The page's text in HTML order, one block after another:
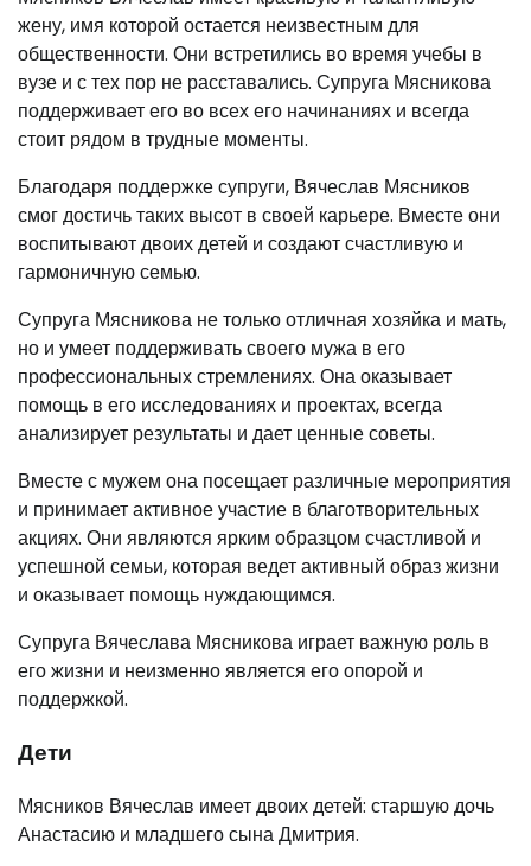
жену, имя которой остается неизвестным для
общественности. Они встретились во время учебы в
вузе и с тех пор не расставались. Супруга Мясникова
поддерживает его во всех его начинаниях и всегда
стоит рядом в трудные моменты.
Благодаря поддержке супруги, Вячеслав Мясников
смог достичь таких высот в своей карьере. Вместе они
воспитывают двоих детей и создают счастливую и
гармоничную семью.
Супруга Мясникова не только отличная хозяйка и мать,
но и умеет поддерживать своего мужа в его
профессиональных стремлениях. Она оказывает
помощь в его исследованиях и проектах, всегда
анализирует результаты и дает ценные советы.
Вместе с мужем она посещает различные мероприятия
и принимает активное участие в благотворительных
акциях. Они являются ярким образцом счастливой и
успешной семьи, которая ведет активный образ жизни
и оказывает помощь нуждающимся.
Супруга Вячеслава Мясникова играет важную роль в
его жизни и неизменно является его опорой и
поддержкой.
Дети
Мясников Вячеслав имеет двоих детей: старшую дочь
Анастасию и младшего сына Дмитрия.